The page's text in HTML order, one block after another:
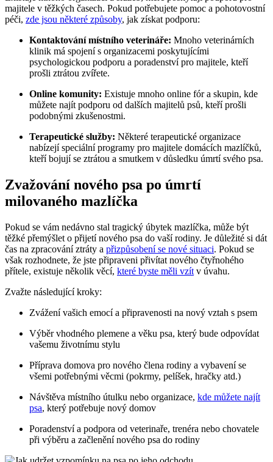
majitele v těžkých časech. Pokud potřebujete pomoc a pohotovostní
péči, zde jsou některé způsoby, jak získat podporu:
Kontaktování místního veterináře: Mnoho veterinárních
klinik má spojení s organizacemi poskytujícími
psychologickou podporu a poradenství pro majitele, kteří
prošli ztrátou zvířete.
Online komunity: Existuje mnoho online fór a skupin, kde
můžete najít podporu od dalších majitelů psů, kteří prošli
podobnými zkušenostmi.
Terapeutické služby: Některé terapeutické organizace
nabízejí speciální programy pro majitele domácích mazlíčků,
kteří bojují se ztrátou a smutkem v důsledku úmrtí svého psa.
Zvažování nového psa po úmrtí
milovaného mazlíčka
Pokud se vám nedávno stal tragický úbytek mazlíčka, může být
těžké přemýšlet o přijetí nového psa do vaší rodiny. Je důležité si dát
čas na zpracování ztráty a přizpůsobení se nové situaci. Pokud se
však rozhodnete, že jste připraveni přivítat nového čtyřnohého
přítele, existuje několik věcí, které byste měli vzít v úvahu.
Zvažte následující kroky:
Zvážení vašich emocí a připravenosti na nový vztah s psem
Výběr vhodného plemene a věku psa, který bude odpovídat
vašemu životnímu stylu
Příprava domova pro nového člena rodiny a vybavení se
všemi potřebnými věcmi (pokrmy, pelíšek, hračky atd.)
Návštěva místního útulku nebo organizace, kde můžete najít
psa, který potřebuje nový domov
Poradenství a podpora od veterinaře, trenéra nebo chovatele
při výběru a začlenění nového psa do rodiny